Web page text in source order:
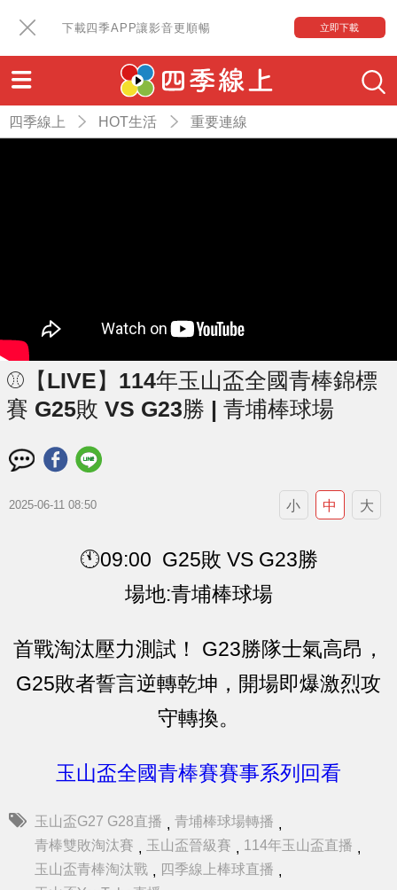
下載四季APP讓影音更順暢 立即下載
四季線上 HOT生活 重要連線
⚾【LIVE】114年玉山盃全國青棒錦標
賽 G25敗 VS G23勝 | 青埔棒球場
2025-06-11 08:50 小 中 大
🕚09:00 G25敗 VS G23勝
場地:青埔棒球場
首戰淘汰壓力測試！ G23勝隊士氣高昂，
G25敗者誓言逆轉乾坤，開場即爆激烈攻
守轉換。
玉山盃全國青棒賽賽事系列回看
玉山盃G27 G28直播 , 青埔棒球場轉播 ,
青棒雙敗淘汰賽
玉山盃晉級賽 114年玉山盃直播
玉山盃青棒淘汰戰 , 四季線上棒球直播 ,